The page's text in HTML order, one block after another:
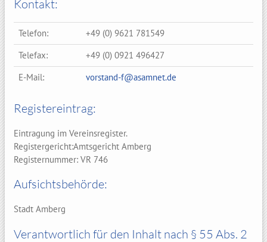
Kontakt:
Telefon:
+49 (0) 9621 781549
Telefax:
+49 (0) 0921 496427
E-Mail:
vorstand-f@asamnet.de
Registereintrag:
Eintragung im Vereinsregister.
Registergericht:Amtsgericht Amberg
Registernummer: VR 746
Aufsichtsbehörde:
Stadt Amberg
Verantwortlich für den Inhalt nach § 55 Abs. 2